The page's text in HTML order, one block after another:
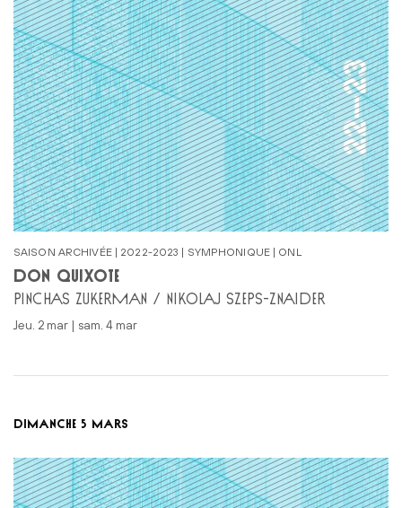
SAISON ARCHIVÉE | 2022-2023 | SYMPHONIQUE | ONL
DON QUIXOTE
PINCHAS ZUKERMAN / NIKOLAJ SZEPS-ZNAIDER
jeu. 2 mar | sam. 4 mar
DIMANCHE 5 MARS